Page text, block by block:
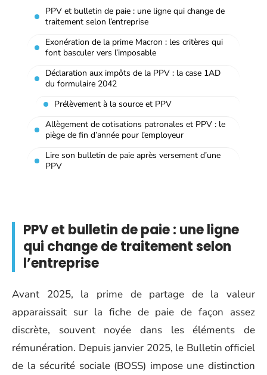
PPV et bulletin de paie : une ligne qui change de
traitement selon l’entreprise
Exonération de la prime Macron : les critères qui
font basculer vers l’imposable
Déclaration aux impôts de la PPV : la case 1AD
du formulaire 2042
Prélèvement à la source et PPV
Allègement de cotisations patronales et PPV : le
piège de fin d’année pour l’employeur
Lire son bulletin de paie après versement d’une
PPV
PPV et bulletin de paie : une ligne
qui change de traitement selon
l’entreprise
Avant 2025, la prime de partage de la valeur
apparaissait sur la fiche de paie de façon assez
discrète, souvent noyée dans les éléments de
rémunération. Depuis janvier 2025, le Bulletin officiel
de la sécurité sociale (BOSS) impose une distinction